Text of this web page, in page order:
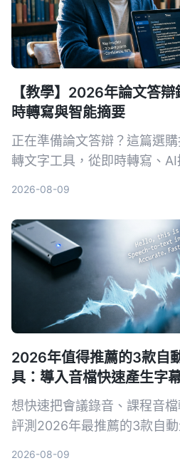
【教學】2026年論文答
時轉寫與智能摘要
正在準備論文答辯？這篇選
轉文字工具，從即時轉寫、
2026-08-09
2026年值得推薦的3款自
具：導入音檔快速產生字
想快速把會議錄音、課程音
評測2026年最推薦的3款自
2026-08-09